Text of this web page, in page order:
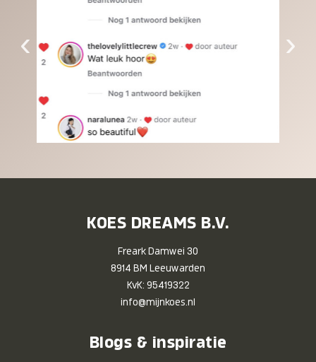
‹ ›
KOES DREAMS B.V.
Freark Damwei 30
8914 BM Leeuwarden
KvK: 95419322
info@mijnkoes.nl
Blogs & inspiratie